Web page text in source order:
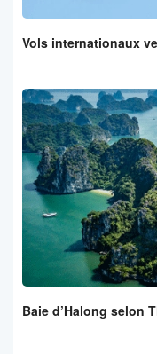
Vols internationaux
Baie d’Halong selon